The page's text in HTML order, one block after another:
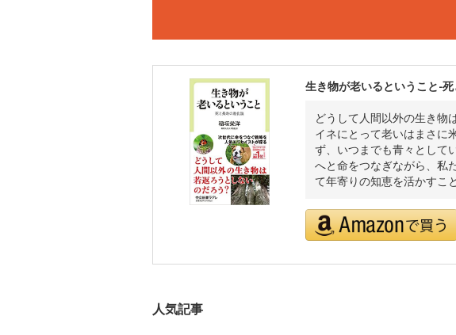
生き物が老いるということ-
どうして人間以外の生き物
イネにとって老いはまさに
ず、いつまでも青々として
へと命をつなぎながら、私
て年寄りの知恵を活かすこ
人気記事